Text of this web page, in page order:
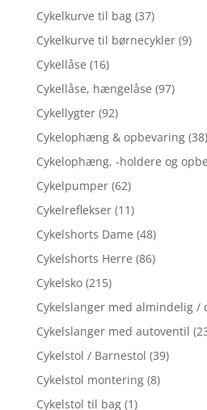
Cykelkurve til bag (37)
Cykelkurve til børnecykler (9)
Cykellåse (16)
Cykellåse, hængelåse (97)
Cykellygter (92)
Cykelophæng & opbevaring (38)
Cykelophæng, -holdere og
Cykelpumper (62)
Cykelreflekser (11)
Cykelshorts Dame (48)
Cykelshorts Herre (86)
Cykelsko (215)
Cykelslanger med almindelig /
Cykelslanger med autoventil
Cykelstol / Barnestol (39)
Cykelstol montering (8)
Cykelstol til bag (1)